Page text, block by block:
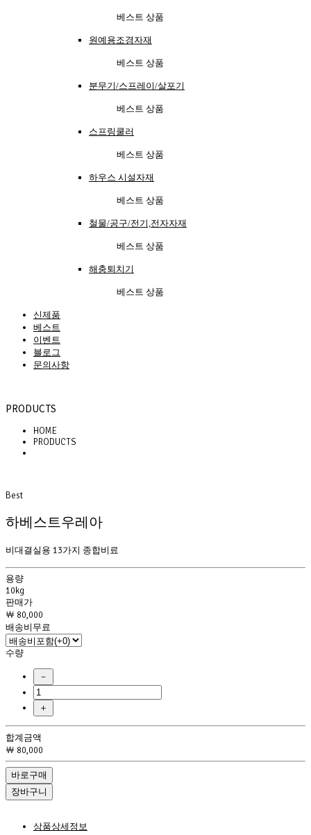
베스트 상품
원예용조경자재
베스트 상품
분무기/스프레이/살포기
베스트 상품
스프링쿨러
베스트 상품
하우스 시설자재
베스트 상품
철물/공구/전기,전자자재
베스트 상품
해충퇴치기
베스트 상품
신제품
베스트
이벤트
블로그
문의사항
PRODUCTS
HOME
PRODUCTS
Best
하베스트우레아
비대결실용 13가지 종합비료
용량
10kg
판매가
￦ 80,000
배송비무료
수량
－
＋
합계금액
￦ 80,000
바로구매
장바구니
상품상세정보